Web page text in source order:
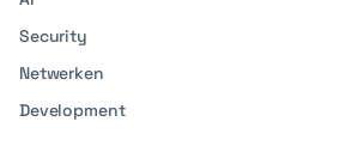
Security
Netwerken
Development